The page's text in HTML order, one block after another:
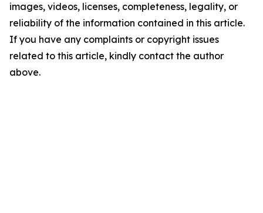
images, videos, licenses, completeness, legality, or
reliability of the information contained in this article.
If you have any complaints or copyright issues
related to this article, kindly contact the author
above.